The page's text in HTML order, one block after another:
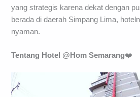
yang strategis karena dekat dengan
berada di daerah Simpang Lima,
nyaman.
Tentang Hotel @Hom Semarang❤️